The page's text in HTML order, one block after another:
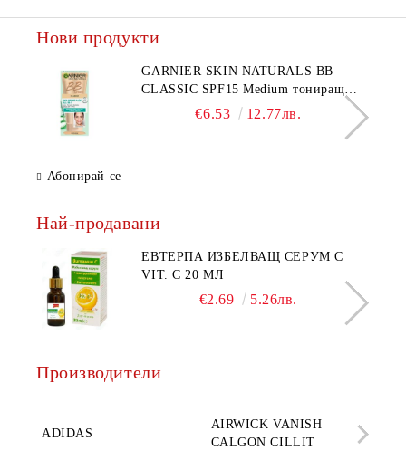
Нови продукти
GARNIER SKIN NATURALS BB
CLASSIC SPF15 Medium тониращ
дневен крем за лице среден нюанс за
€6.53 12.77лв.
Абонирай се
Най-продавани
ЕВТЕРПА ИЗБЕЛВАЩ СЕРУМ С
VIT. C 20 МЛ
€2.69 5.26лв.
Производители
ADIDAS
AIRWICK VANISH
CALGON CILLIT